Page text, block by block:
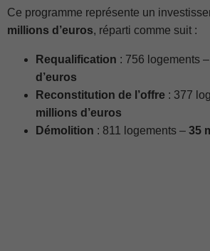
Ce programme représente un
millions d’euros, réparti comme suit :
Requalification : 756 logements –
d’euros
Reconstitution de l’offre : 377
millions d’euros
Démolition : 811 logements – 35